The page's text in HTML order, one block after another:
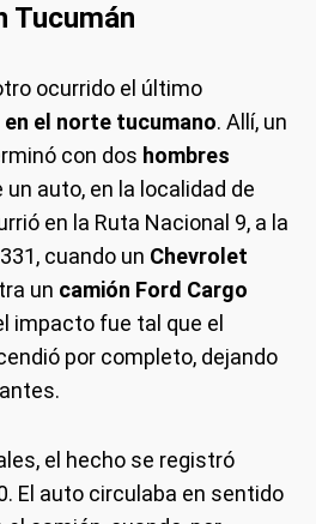
Tucumán
ocurrido el último
el norte tucumano. Allí, un
con dos hombres
un auto, en la localidad de
en la Ruta Nacional 9, a la
cuando un Chevrolet
un camión Ford Cargo
impacto fue tal que el
por completo, dejando
el hecho se registró
El auto circulaba en sentido